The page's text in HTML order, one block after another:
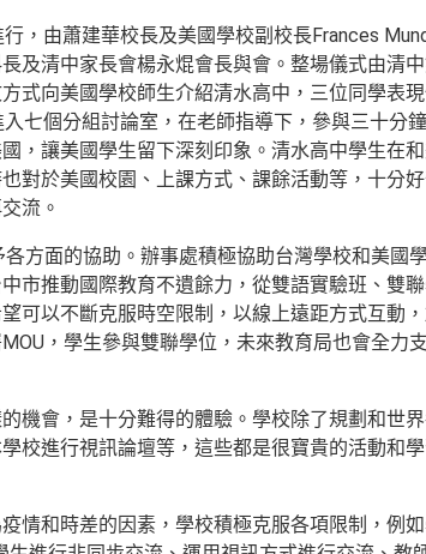
，由蕭建華校長及美國學校副校長Frances
及清中家長會楊永焜會長與會。整場儀式由清
式向美國學校師生介紹清水高中，三位同學表
七個分組討論室，在老師指導下，參與三十分
，讓美國學生留下深刻印象。清水高中學生在
對於美國校園、上課方式、課餘活動等，十分
流。
方面的協助。辦事處積極協助台灣學校和美國
市推動國際教育不遺餘力，從雙語實驗班、雙
可以不斷克服時空限制，以線上遠距方式互動
，學生參與雙聯學位，未來教育局也會全力
機會，是十分難得的體驗。學校除了規劃和世
校進行視訊論壇等，這些都是很寶貴的活動和
情和時差的因素，學校積極克服各項限制，例